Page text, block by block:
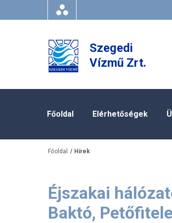
Szegedi
Vízmű Zrt.
Főoldal Elérhetőségek
Főoldal Hírek
Éjszakai
Baktó,